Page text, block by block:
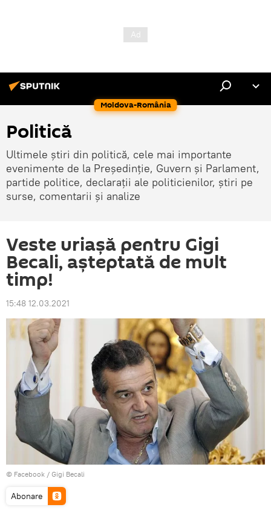
Moldova-România
Politică
Ultimele știri din politică, cele mai importante
evenimente de la Președinție, Guvern și Parlament,
partide politice, declarații ale politicienilor, știri pe
surse, comentarii și analize
Veste uriașă pentru Gigi
Becali, așteptată de mult
timp!
15:48 12.03.2021
© Facebook / Gigi Becali
Abonare